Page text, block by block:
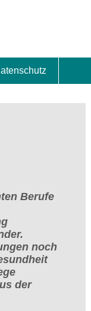
Berufe
noch
der